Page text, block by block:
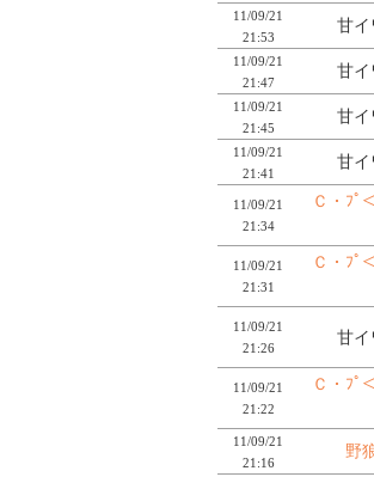
11/09/21
21:53
甘イ
11/09/21
21:47
甘イ
11/09/21
21:45
甘イ
11/09/21
21:41
甘イ
11/09/21
21:34
Ｃ・ﾌﾟ
11/09/21
21:31
Ｃ・ﾌﾟ
11/09/21
21:26
甘イ
11/09/21
21:22
Ｃ・ﾌﾟ
11/09/21
21:16
野